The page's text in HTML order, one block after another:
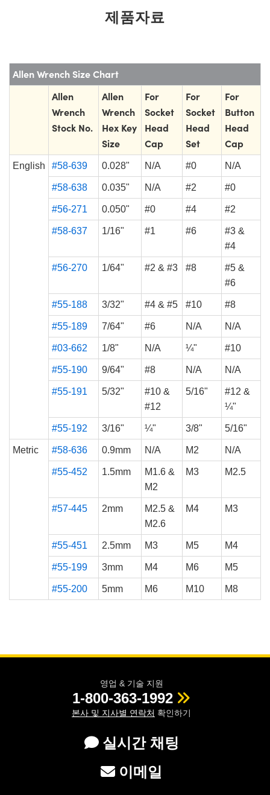
제품자료
Allen Wrench Size Chart
Allen
Wrench
Stock No.
Allen
Wrench
Hex Key
Size
For
Socket
Head
Cap
For
Socket
Head
Set
For
Button
Head
Cap
English #58-639 0.028" N/A #0 N/A
#58-638 0.035" N/A #2 #0
#56-271 0.050" #0 #4 #2
#58-637 1/16" #1 #6
#3 &
#4
#56-270 1/64" #2 & #3 #8
#5 &
#6
#55-188 3/32" #4 & #5 #10 #8
#55-189 7/64" #6 N/A N/A
#03-662 1/8" N/A ¼" #10
#55-190 9/64" #8 N/A N/A
#55-191 5/32"
#10 &
#12
5/16"
#12 &
¼"
#55-192 3/16" ¼" 3/8" 5/16"
Metric #58-636 0.9mm N/A M2 N/A
#55-452 1.5mm
M1.6 &
M2
M3 M2.5
#57-445 2mm
M2.5 &
M2.6
M4 M3
#55-451 2.5mm M3 M5 M4
#55-199 3mm M4 M6 M5
#55-200 5mm M6 M10 M8
영업 & 기술 지원
1-800-363-1992
본사 및 지사별 연락처 확인하기
실시간 채팅
이메일